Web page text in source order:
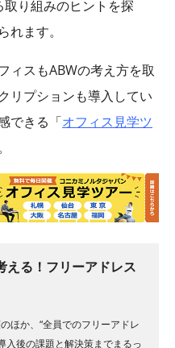
取り組みのヒントを探
れます。
ィスもABWの考え方を取
リプションも導入してい
できる「オフィス見学ツ
える！フリーアドレス
ほか、“全員でのフリーアドレ
入後の課題と解決策までまるっ